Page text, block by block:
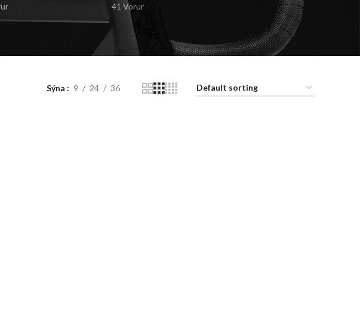
41 Vörur
Sýna 9 24 36